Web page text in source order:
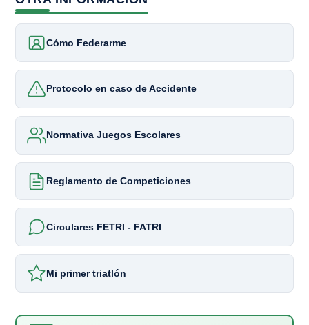
Cómo Federarme
Protocolo en caso de Accidente
Normativa Juegos Escolares
Reglamento de Competiciones
Circulares FETRI - FATRI
Mi primer triatlón